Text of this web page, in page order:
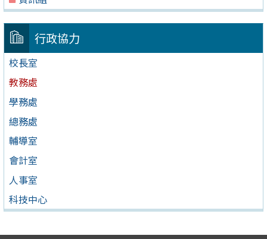
行政協力
校長室
教務處
學務處
總務處
輔導室
會計室
人事室
科技中心